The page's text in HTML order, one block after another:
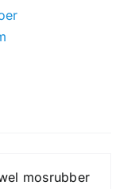
mosrubber